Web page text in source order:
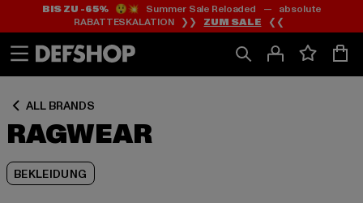
Zum
Inhalt
springen
Zum
Fußzeile
springen
BIS ZU -65%😲💥 Summer Sale Reloaded — absolute
RABATTESKALATION ❯❯ ZUM SALE ❮❮
ALL BRANDS
RAGWEAR
BEKLEIDUNG
Zum
Produktraster
springen